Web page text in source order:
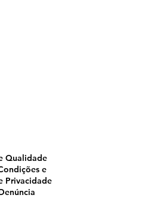
Qualidade
e
Privacidade